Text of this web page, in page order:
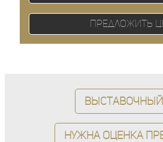
Предложить
Выставочный
Нужна оценка